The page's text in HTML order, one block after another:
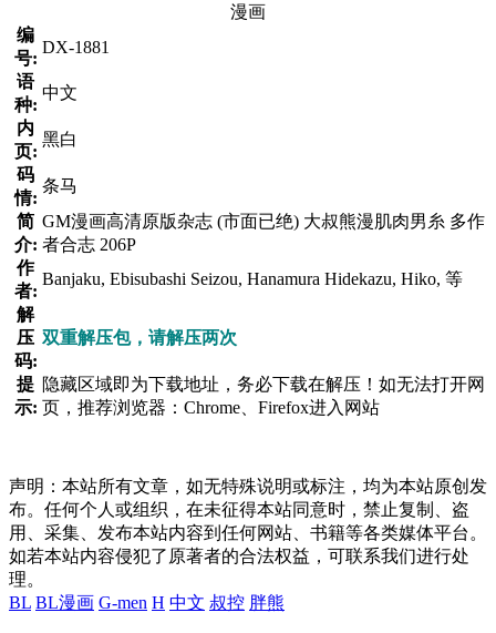
漫画
编
号:
DX-1881
语
种:
中文
内
页:
黑白
码
情:
条马
简
介:
GM漫画高清原版杂志 (市面已绝) 大叔熊漫肌肉男糸 多作
者合志 206P
作
者:
Banjaku, Ebisubashi Seizou, Hanamura Hidekazu, Hiko, 等
解
压
码:
双重解压包，请解压两次
提
示:
隐藏区域即为下载地址，务必下载在解压！如无法打开网
页，推荐浏览器：Chrome、Firefox进入网站
声明：本站所有文章，如无特殊说明或标注，均为本站原创发
布。任何个人或组织，在未征得本站同意时，禁止复制、盗
用、采集、发布本站内容到任何网站、书籍等各类媒体平台。
如若本站内容侵犯了原著者的合法权益，可联系我们进行处
理。
BL BL漫画 G-men H 中文 叔控 胖熊